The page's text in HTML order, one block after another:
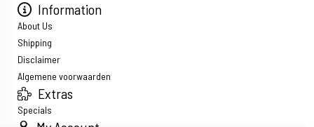
Information
About Us
Shipping
Disclaimer
Algemene voorwaarden
Extras
Specials